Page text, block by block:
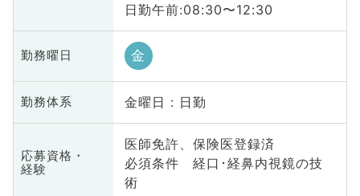
日勤午前:08:30〜12:30
勤務曜日 金
勤務体系 金曜日 : 日勤
応募資格・
経験
医師免許、保険医登録済
必須条件 経口･経鼻内視鏡の技
術